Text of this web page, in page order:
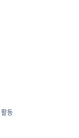
동